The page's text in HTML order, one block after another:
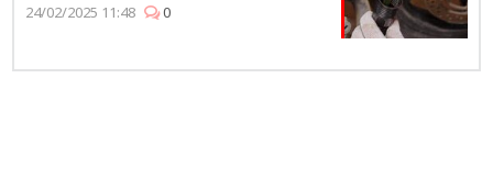
24/02/2025 11:48
0